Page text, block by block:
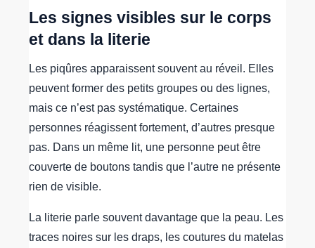
Les signes visibles sur le corps
et dans la literie
Les piqûres apparaissent souvent au réveil. Elles
peuvent former des petits groupes ou des lignes,
mais ce n’est pas systématique. Certaines
personnes réagissent fortement, d’autres presque
pas. Dans un même lit, une personne peut être
couverte de boutons tandis que l’autre ne présente
rien de visible.
La literie parle souvent davantage que la peau. Les
traces noires sur les draps, les coutures du matelas